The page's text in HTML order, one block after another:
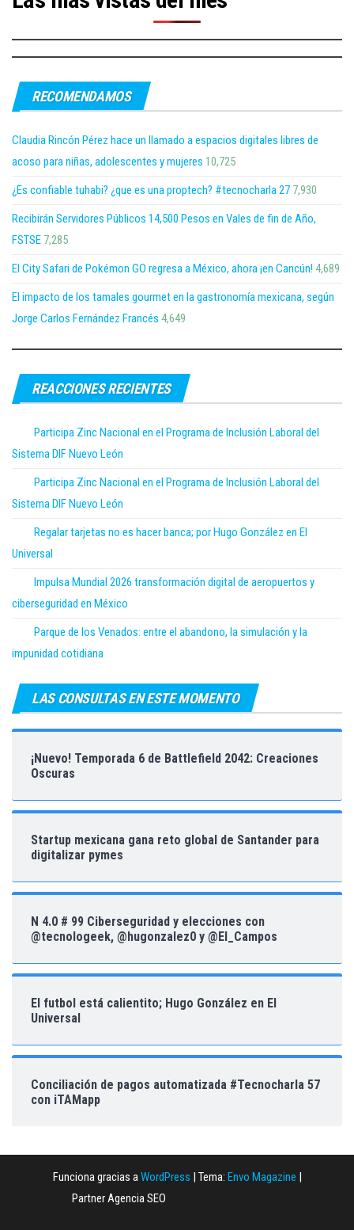
RECOMENDAMOS
Claudia Rincón Pérez hace un llamado a espacios digitales libres de
acoso para niñas, adolescentes y mujeres 10,725
¿Es confiable tuhabi? ¿que es una proptech? #tecnocharla 27 7,930
Recibirán Servidores Públicos 14,500 Pesos en Vales de fin de Año,
FSTSE 7,285
El City Safari de Pokémon GO regresa a México, ahora ¡en Cancún! 4,689
El impacto de los tamales gourmet en la gastronomía mexicana, según
Jorge Carlos Fernández Francés 4,649
REACCIONES RECIENTES
Participa Zinc Nacional en el Programa de Inclusión Laboral del
Sistema DIF Nuevo León
Participa Zinc Nacional en el Programa de Inclusión Laboral del
Sistema DIF Nuevo León
Regalar tarjetas no es hacer banca; por Hugo González en El
Universal
Impulsa Mundial 2026 transformación digital de aeropuertos y
ciberseguridad en México
Parque de los Venados: entre el abandono, la simulación y la
impunidad cotidiana
LAS CONSULTAS EN ESTE MOMENTO
¡Nuevo! Temporada 6 de Battlefield 2042: Creaciones
Oscuras
Startup mexicana gana reto global de Santander para
digitalizar pymes
N 4.0 # 99 Ciberseguridad y elecciones con
@tecnologeek, @hugonzalez0 y @El_Campos
El futbol está calientito; Hugo González en El
Universal
Conciliación de pagos automatizada #Tecnocharla 57
con iTAMapp
Funciona gracias aWordPress Tema: Envo Magazine
Partner Agencia SEO